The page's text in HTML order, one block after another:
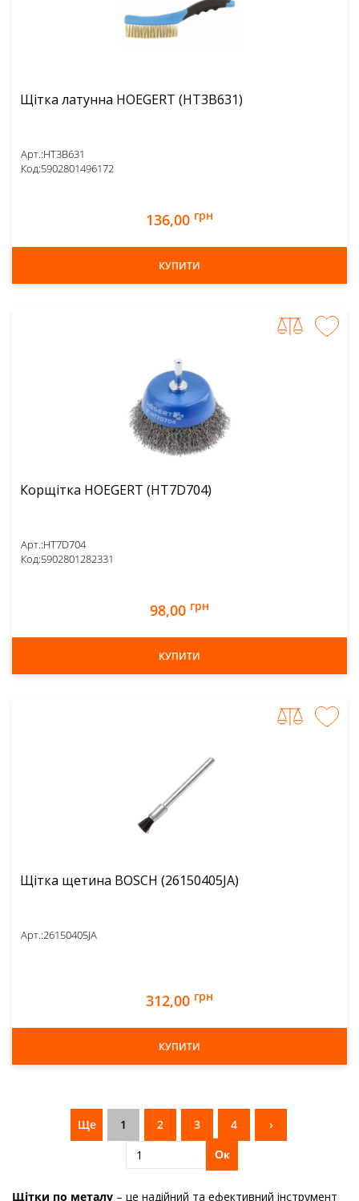
Щітка латунна HOEGERT (HT3B631)
Арт.:HT3B631
Код:5902801496172
136,00 грн
КУПИТИ
Корщітка HOEGERT (HT7D704)
Арт.:HT7D704
Код:5902801282331
98,00 грн
КУПИТИ
Щітка щетина BOSCH (26150405JA)
Арт.:26150405JA
312,00 грн
КУПИТИ
Ще 1 2 3 4 ›
Ок
Щітки по металу – це надійний та ефективний інструмент